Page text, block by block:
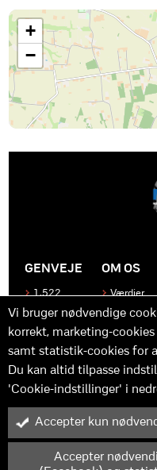
+
−
GENVEJE
1.522
Produkter
Kontakt
os
OM OS
Værdier
Historen
bag
MBDK
Hvad gør
os unikke
y™ er driftet af MBDK
pressenævnet siden 25.
Vi bruger nødvendige
korrekt, marketing-
samt statistik-cookies for
Du kan altid tilpasse
'Cookie-indstillinger' i
Accepter kun
Accepter